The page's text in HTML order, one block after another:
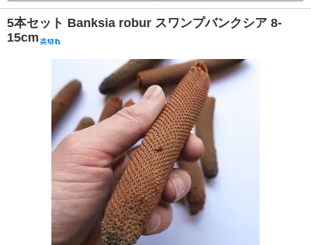
5本セット Banksia robur スワンプバンクシア 8-
15cm